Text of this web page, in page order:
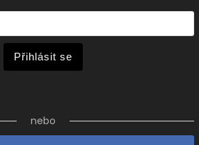
Přihlásit se
nebo